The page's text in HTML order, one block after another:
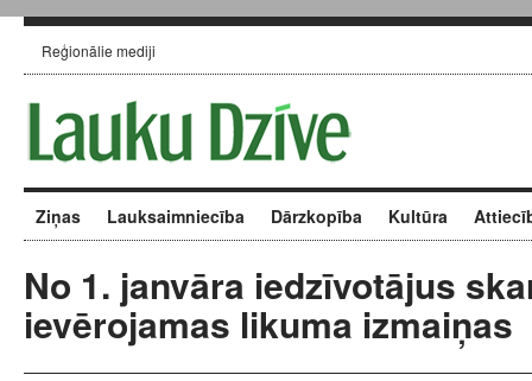
Reģionālie mediji
Ziņas Lauksaimniecība Dārzkopība Kultūra
No 1. janvāra iedzīvotājus
ievērojamas likuma izmaiņas